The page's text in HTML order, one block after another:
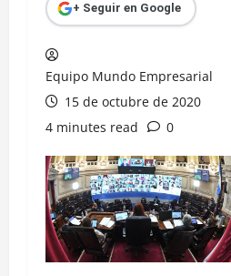
+ Seguir en Google
Equipo Mundo Empresarial
15 de octubre de 2020
4 minutes read
0